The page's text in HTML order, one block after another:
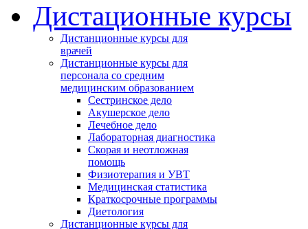
Дистационные курсы
Дистанционные курсы для
врачей
Дистанционные курсы для
персонала со средним
медицинским образованием
Сестринское дело
Акушерское дело
Лечебное дело
Лабораторная диагностика
Cкорая и неотложная
помощь
Физиотерапия и УВТ
Медицинская статистика
Краткосрочные программы
Диетология
Дистанционные курсы для